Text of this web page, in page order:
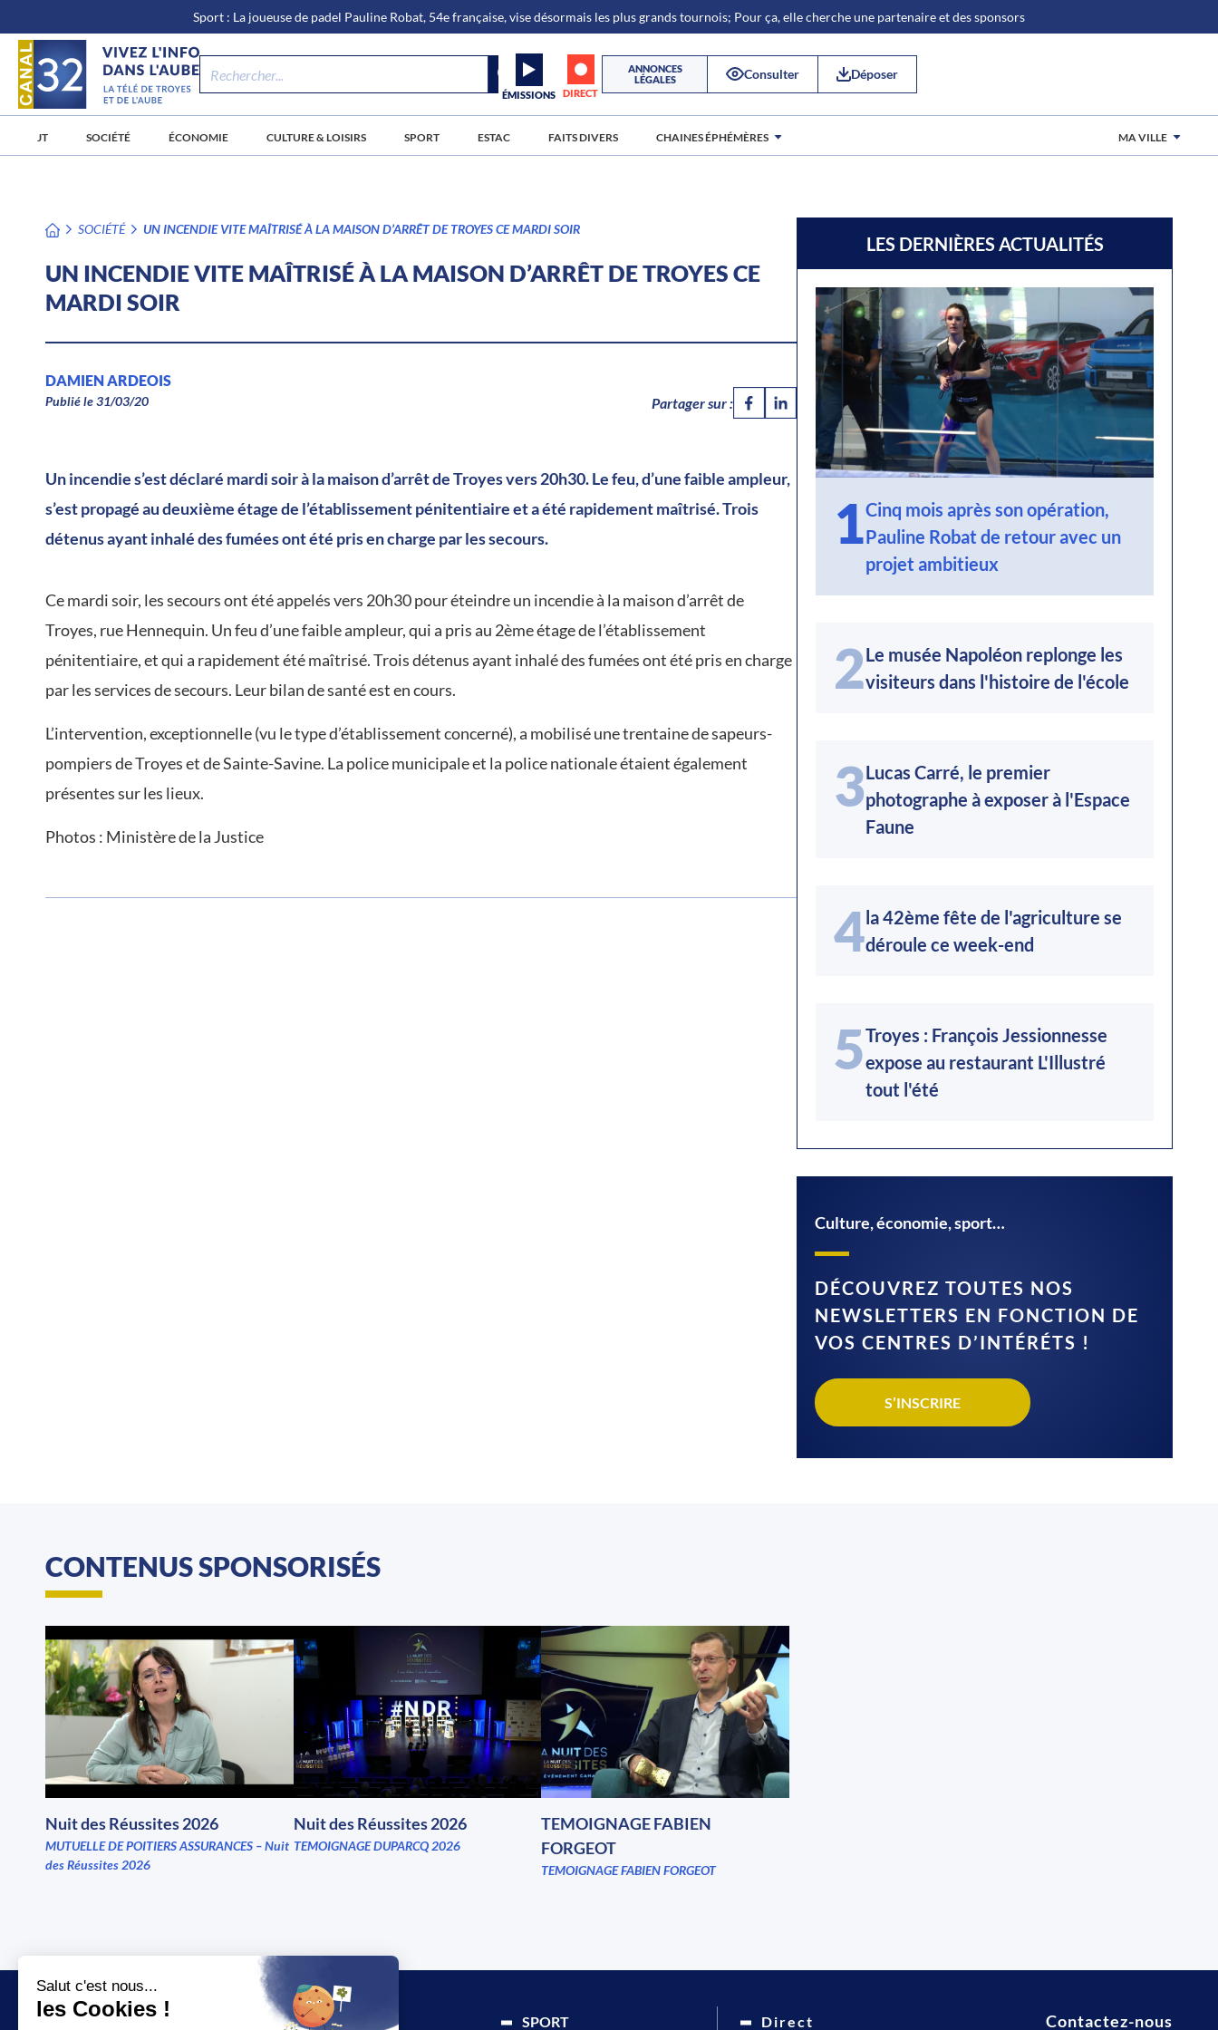
au
contenu
Sport : La joueuse de padel Pauline Robat, 54e française, vise désormais les plus grands tournois; Pour ça, elle cherche une partenaire et des sponsors
ÉMISSIONS DIRECT
ANNONCES
LÉGALES
Consulter Déposer
JT SOCIÉTÉ ÉCONOMIE CULTURE & LOISIRS SPORT ESTAC FAITS DIVERS CHAINES ÉPHÉMÈRES MA VILLE
SOCIÉTÉ UN INCENDIE VITE MAÎTRISÉ À LA MAISON D’ARRÊT DE TROYES CE MARDI SOIR
UN INCENDIE VITE MAÎTRISÉ À LA MAISON D’ARRÊT DE TROYES CE
MARDI SOIR
DAMIEN ARDEOIS
Publié le 31/03/20 Partager sur :
Un incendie s’est déclaré mardi soir à la maison d’arrêt de Troyes vers 20h30. Le feu, d’une faible ampleur,
s’est propagé au deuxième étage de l’établissement pénitentiaire et a été rapidement maîtrisé. Trois
détenus ayant inhalé des fumées ont été pris en charge par les secours.
Ce mardi soir, les secours ont été appelés vers 20h30 pour éteindre un incendie à la maison d’arrêt de
Troyes, rue Hennequin. Un feu d’une faible ampleur, qui a pris au 2ème étage de l’établissement
pénitentiaire, et qui a rapidement été maîtrisé. Trois détenus ayant inhalé des fumées ont été pris en charge
par les services de secours. Leur bilan de santé est en cours.
L’intervention, exceptionnelle (vu le type d’établissement concerné), a mobilisé une trentaine de sapeurs-
pompiers de Troyes et de Sainte-Savine. La police municipale et la police nationale étaient également
présentes sur les lieux.
Photos : Ministère de la Justice
LES DERNIÈRES ACTUALITÉS
1Cinq mois après son opération,
Pauline Robat de retour avec un
projet ambitieux
2Le musée Napoléon replonge les
visiteurs dans l'histoire de l'école
3Lucas Carré, le premier
photographe à exposer à l'Espace
Faune
4la 42ème fête de l'agriculture se
déroule ce week-end
5Troyes : François Jessionnesse
expose au restaurant L'Illustré
tout l'été
Culture, économie, sport…
DÉCOUVREZ TOUTES NOS
NEWSLETTERS EN FONCTION DE
VOS CENTRES D’INTÉRÉTS !
S’INSCRIRE
CONTENUS SPONSORISÉS
Nuit des Réussites 2026
MUTUELLE DE POITIERS ASSURANCES – Nuit
des Réussites 2026
Nuit des Réussites 2026
TEMOIGNAGE DUPARCQ 2026
TEMOIGNAGE FABIEN
FORGEOT
TEMOIGNAGE FABIEN FORGEOT
JT SPORT Direct Contactez-nous